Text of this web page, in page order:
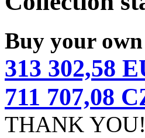
Buy your
313 302,58
711 707,08
THANK YOU!